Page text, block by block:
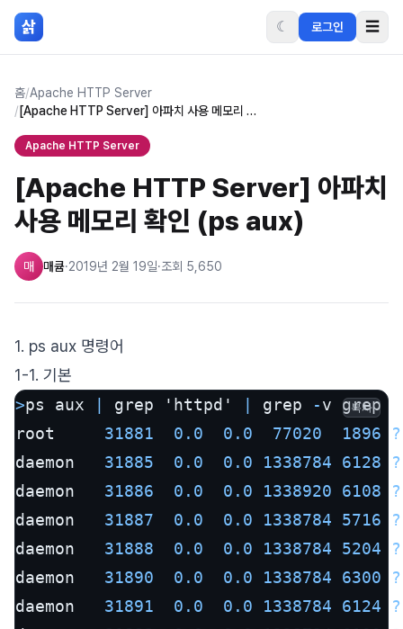
본문 바로가기
삵 ☾ 로그인 ☰
홈/Apache HTTP Server
/
[Apache HTTP Server] 아파치 사용 메모리 확인 (ps aux)
Apache HTTP Server
[Apache HTTP Server] 아파치
사용 메모리 확인 (ps aux)
매 매큠·2019년 2월 19일·조회 5,650
1. ps aux 명령어
1-1. 기본
>ps aux grep 'httpd' grep -v grep
root 31881 0.0 0.0 77020 1896
?
daemon 31885 0.0 0.0 1338784 6128
?
daemon 31886 0.0 0.0 1338920 6108
?
daemon 31887 0.0 0.0 1338784 5716
?
daemon 31888 0.0 0.0 1338784 5204
?
daemon 31890 0.0 0.0 1338784 6300
?
daemon 31891 0.0 0.0 1338784 6124
?
복사